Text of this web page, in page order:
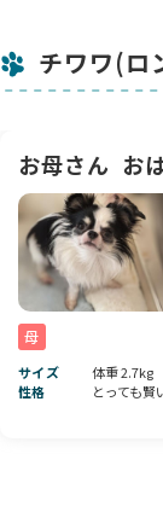
この子にピピっ⚡️
待ちしております
い🙇‍♀️
また成長しまし
入りの登録をよろ
当方は家庭内で
切に育てています
生き物ですので
ません。
大きさや外見に
チワワ(ロ
お母さん お
母
サイズ
体重 2.7kg
性格
とっても賢